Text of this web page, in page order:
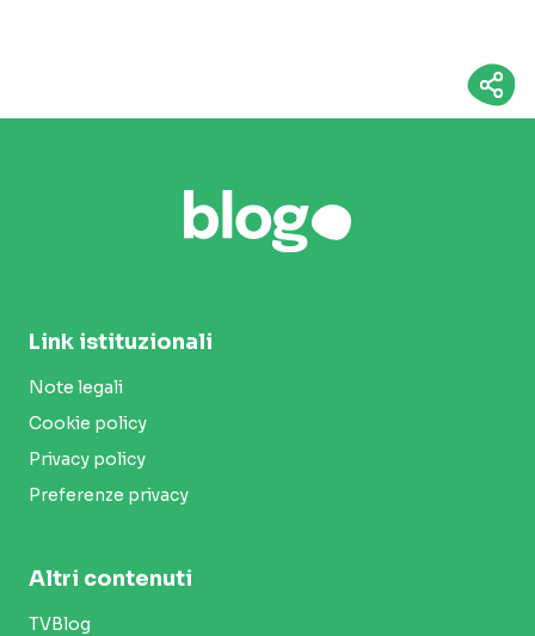
Link istituzionali
Note legali
Cookie policy
Privacy policy
Preferenze privacy
Altri contenuti
TVBlog